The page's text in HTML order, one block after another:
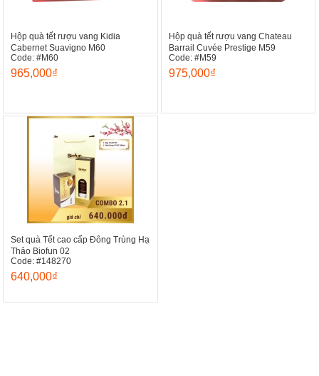
Hộp quà tết rượu vang Kidia
Cabernet Suavigno M60
Code: #M60
965,000₫
Hộp quà tết rượu vang Chateau
Barrail Cuvée Prestige M59
Code: #M59
975,000₫
Set quà Tết cao cấp Đông Trùng Hạ
Thảo Biofun 02
Code: #148270
640,000₫